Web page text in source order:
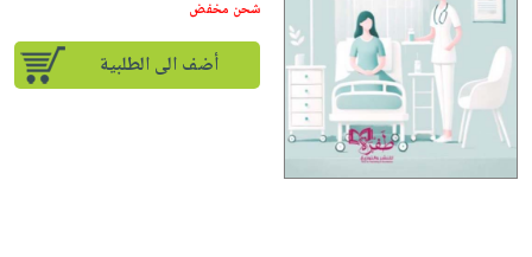
إختياراتنا
كتب
أكاديمية
صندوق
iKitab
بلا
حدود
أسئلة
يتكرر
أسئلة
يتكرر
طرحها
تحميل
masmu3
على
المواضيع
الأكثر
مبيعاً
إختياراتنا
وسائل
تعليمية
الصحة
والعناية
جديد
شحن مخفض
أضف الى الطلبية